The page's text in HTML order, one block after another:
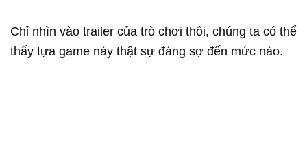
Chỉ nhìn vào trailer của trò chơi thôi, chúng ta có thể
thấy tựa game này thật sự đáng sợ đến mức nào.